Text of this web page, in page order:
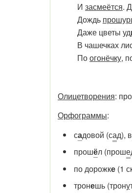
И засмеётся.
Дождь
Даже цветы уд
В чашечках
Поогонёчку,
Олицетворения:
Орфограммы:
садовой (сад), в
прошёл (проше
по дорожке(1
тронешь (трону